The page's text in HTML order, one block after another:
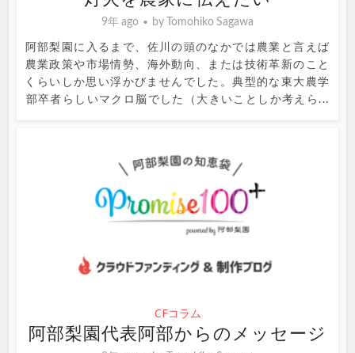
9年 ago by Tomohiko Sagawa
阿部梨園に入るまで、佐川の頭のなかでは農業と言えば
農業政策や市場情勢、海外動向、または技術革新のこと
くらいしか思い浮かびませんでした。典型的な東大農学
部卒者らしいマクロ脳でした（大きいことしか考えら...
CFコラム
阿部梨園代表阿部からのメッセージ